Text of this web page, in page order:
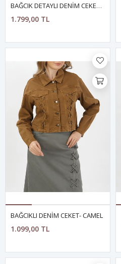
BAĞCIK DETAYLI DENİM CEKET VE ETEK-CAMEL
1.799,00 TL
BAĞCIKLI DENİM CEKET- CAMEL
1.099,00 TL